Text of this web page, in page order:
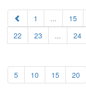
1 ... 15
22
23 ... 24
5 10 15 20